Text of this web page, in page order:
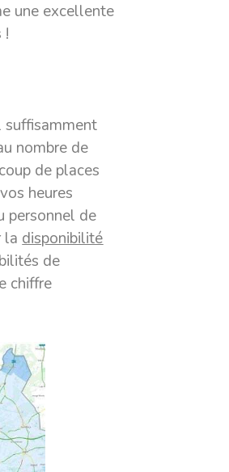
une excellente
!
suffisamment
nombre de
de places
heures
personnel de
la disponibilité
de
chiffre